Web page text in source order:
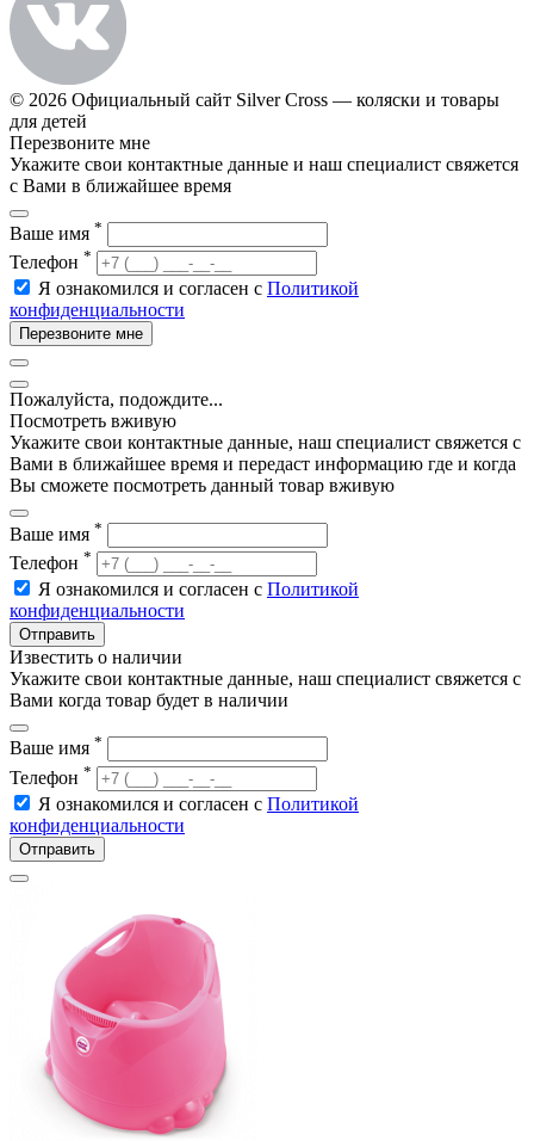
© 2026 Официальный сайт Silver Cross — коляски и товары
для детей
Перезвоните мне
Укажите свои контактные данные и наш специалист свяжется
с Вами в ближайшее время
Ваше имя *
Телефон *
Я ознакомился и согласен с Политикой
конфиденциальности
Перезвоните мне
Пожалуйста, подождите...
Посмотреть вживую
Укажите свои контактные данные, наш специалист свяжется с
Вами в ближайшее время и передаст информацию где и когда
Вы сможете посмотреть данный товар вживую
Ваше имя *
Телефон *
Я ознакомился и согласен с Политикой
конфиденциальности
Отправить
Известить о наличии
Укажите свои контактные данные, наш специалист свяжется с
Вами когда товар будет в наличии
Ваше имя *
Телефон *
Я ознакомился и согласен с Политикой
конфиденциальности
Отправить